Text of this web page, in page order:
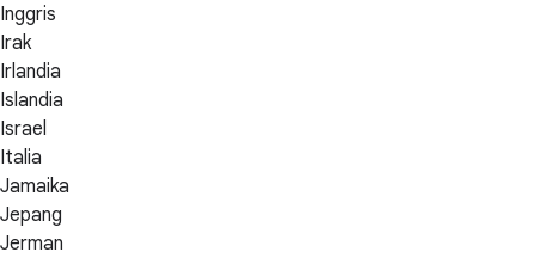
Inggris
Irak
Irlandia
Islandia
Israel
Italia
Jamaika
Jepang
Jerman